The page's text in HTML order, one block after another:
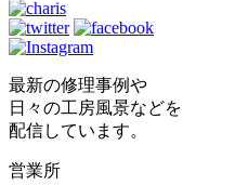
最新の修理事例や
日々の工房風景などを
配信しています。
営業所